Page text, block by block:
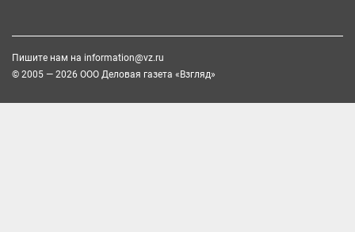
Пишите нам на information@vz.ru
© 2005 — 2026 ООО Деловая газета «Взгляд»